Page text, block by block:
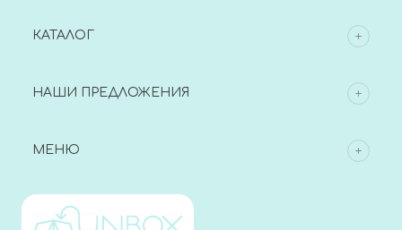
КАТАЛОГ
НАШИ ПРЕДЛОЖЕНИЯ
МЕНЮ